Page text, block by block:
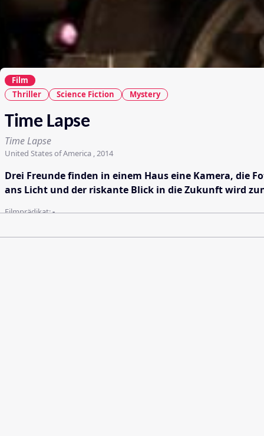
Film
Thriller
Science Fiction Mystery
Time Lapse
Time Lapse
United States of America , 2014
Drei Freunde finden in einem Haus eine Kamera, die
ans Licht und der riskante Blick in die Zukunft wird
Filmprädikat:-